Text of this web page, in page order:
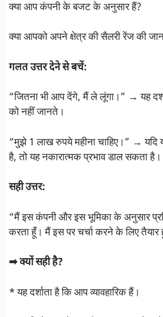
क्या आप कंपनी के बजट के अनुसार हैं?
क्या आपको अपने क्षेत्र की सैलरी रेंज की
गलत उत्तर देने से बचें:
“जितना भी आप देंगे, मैं ले लूंगा।” → यह
को नहीं जानते।
“मुझे 1 लाख रुपये महीना चाहिए।” → यदि
है, तो यह नकारात्मक प्रभाव डाल सकता है।
सही उत्तर:
“मैं इस कंपनी और इस भूमिका के अनुसार
करता हूँ। मैं इस पर चर्चा करने के लिए तैयार
➡ क्यों सही है?
* यह दर्शाता है कि आप व्यावहारिक हैं।